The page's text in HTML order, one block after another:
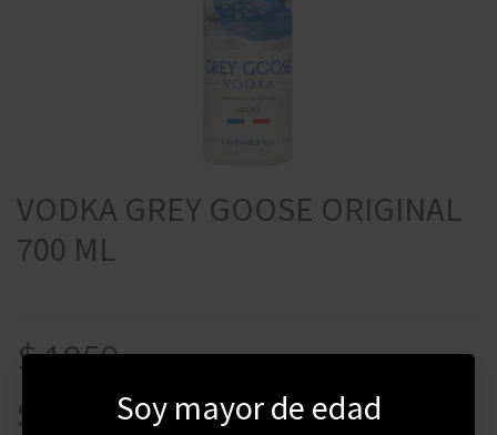
VODKA GREY GOOSE ORIGINAL
700 ML
$1950
$ Soy mayor de edad